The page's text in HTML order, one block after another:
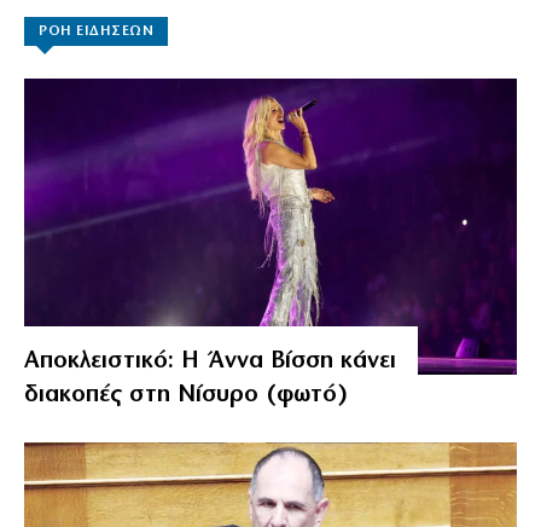
ΡΟΗ ΕΙΔΗΣΕΩΝ
Αποκλειστικό: Η Άννα Βίσση κάνει
διακοπές στη Νίσυρο (φωτό)